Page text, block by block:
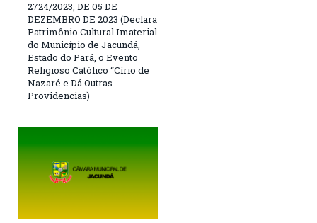
2724/2023, DE 05 DE
DEZEMBRO DE 2023 (Declara
Patrimônio Cultural Imaterial
do Município de Jacundá,
Estado do Pará, o Evento
Religioso Católico “Círio de
Nazaré e Dá Outras
Providencias)